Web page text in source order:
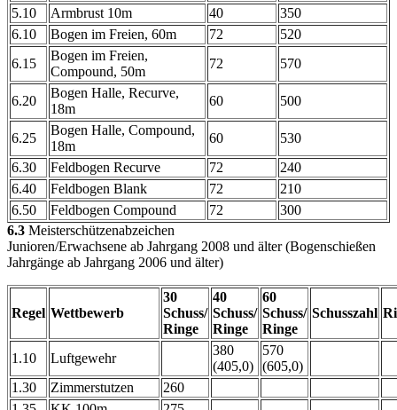
5.10
Armbrust 10m 40
350
6.10
Bogen im Freien, 60m 72
520
6.15
Bogen im Freien,
Compound, 50m
72 570
6.20
Bogen Halle, Recurve,
18m
60 500
6.25
Bogen Halle, Compound,
18m
60
530
6.30
Feldbogen Recurve 72
240
6.40
Feldbogen Blank 72
210
6.50
Feldbogen Compound 72
300
6.3 Meisterschützenabzeichen
Junioren/Erwachsene ab Jahrgang 2008 und älter (Bogenschießen
Jahrgänge ab Jahrgang 2006 und älter)
Regel Wettbewerb
30
Schuss/
Ringe
40
Schuss/
Ringe
60
Schuss/
Ringe
Schusszahl
1.10 Luftgewehr
380
(405,0)
570
(605,0)
1.30
Zimmerstutzen
260